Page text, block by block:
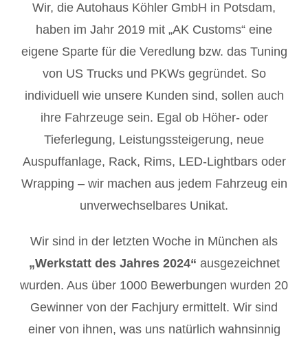
Wir, die Autohaus Köhler GmbH in Potsdam,
haben im Jahr 2019 mit „AK Customs“ eine
eigene Sparte für die Veredlung bzw. das Tuning
von US Trucks und PKWs gegründet. So
individuell wie unsere Kunden sind, sollen auch
ihre Fahrzeuge sein. Egal ob Höher- oder
Tieferlegung, Leistungssteigerung, neue
Auspuffanlage, Rack, Rims, LED-Lightbars oder
Wrapping – wir machen aus jedem Fahrzeug ein
unverwechselbares Unikat.
Wir sind in der letzten Woche in München als
„Werkstatt des Jahres 2024“ ausgezeichnet
wurden. Aus über 1000 Bewerbungen wurden 20
Gewinner von der Fachjury ermittelt. Wir sind
einer von ihnen, was uns natürlich wahnsinnig